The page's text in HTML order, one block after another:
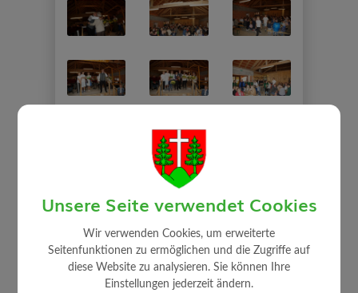
Unsere Seite verwendet Cookies
Wir verwenden Cookies, um erweiterte
Seitenfunktionen zu ermöglichen und die Zugriffe auf
diese Website zu analysieren. Sie können Ihre
Einstellungen jederzeit ändern.